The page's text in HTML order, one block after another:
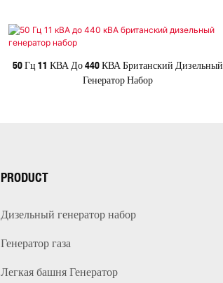
50 Гц 11 КВА До 440 КВА Британский Дизельный
Генератор Набор
PRODUCT
Дизельный генератор набор
Генератор газа
Легкая башня Генератор